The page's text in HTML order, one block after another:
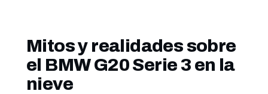
Mitos y realidades sobre
el BMW G20 Serie 3 en la
nieve